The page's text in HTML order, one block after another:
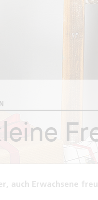
auch Erwachsene